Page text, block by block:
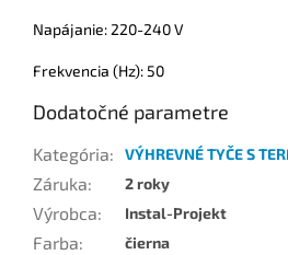
Napájanie: 220-240 V
Frekvencia (Hz): 50
Dodatočné parametre
Kategória: VÝHREVNÉ TYČE S
Záruka: 2 roky
Výrobca: Instal-Projekt
Farba: čierna